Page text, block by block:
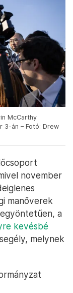
McCarthy
án – Fotó: Drew
november
manőverek
a
kevésbé
melynek